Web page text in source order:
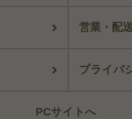
営業・配
プライバ
PCサイトへ